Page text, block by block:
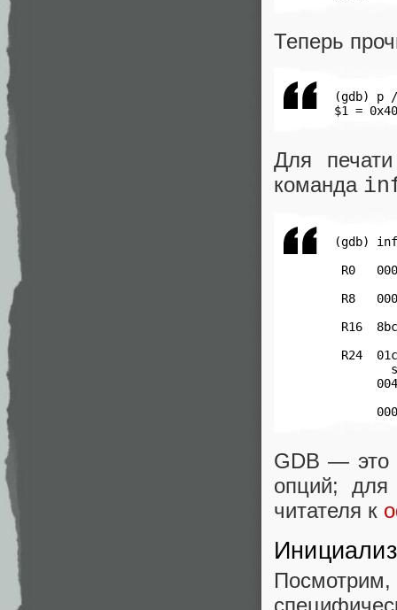
Теперь
(gdb) p /
$1 =
Для печати
команда
(gdb)
R0
R8
R16
R24
GDB — это
опций; для
читателя к